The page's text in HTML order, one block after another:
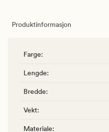
Produktinformasjon
Farge:
Lengde:
Bredde:
Vekt:
Materiale: